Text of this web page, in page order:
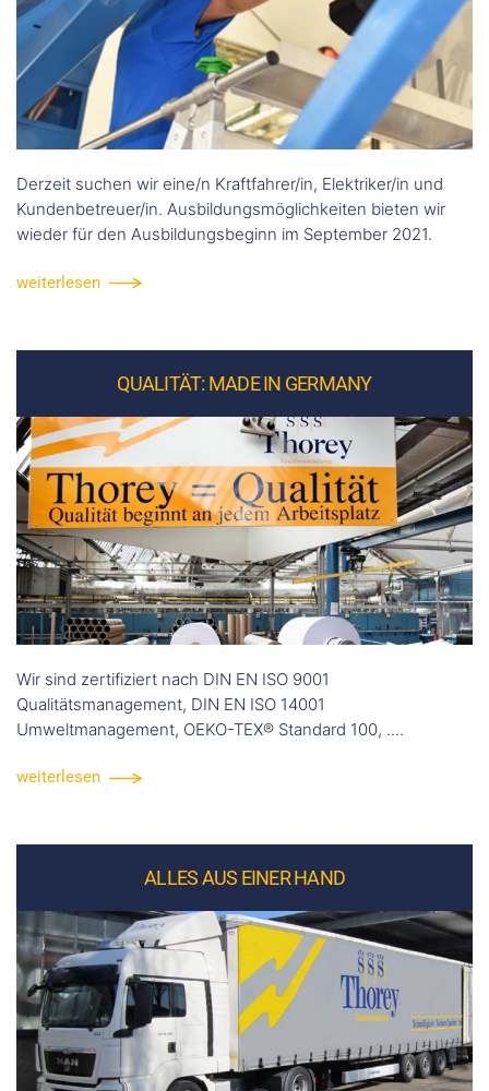
Derzeit suchen wir eine/n Kraftfahrer/in, Elektriker/in und
Kundenbetreuer/in. Ausbildungsmöglichkeiten bieten wir
wieder für den Ausbildungsbeginn im September 2021.
weiterlesen
QUALITÄT: MADE IN GERMANY
Wir sind zertifiziert nach DIN EN ISO 9001
Qualitätsmanagement, DIN EN ISO 14001
Umweltmanagement, OEKO-TEX® Standard 100, ....
weiterlesen
ALLES AUS EINER HAND